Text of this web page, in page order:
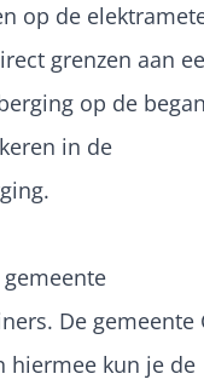
op de
grenzen aan
op de
in de
De gemeente
hiermee kun je de